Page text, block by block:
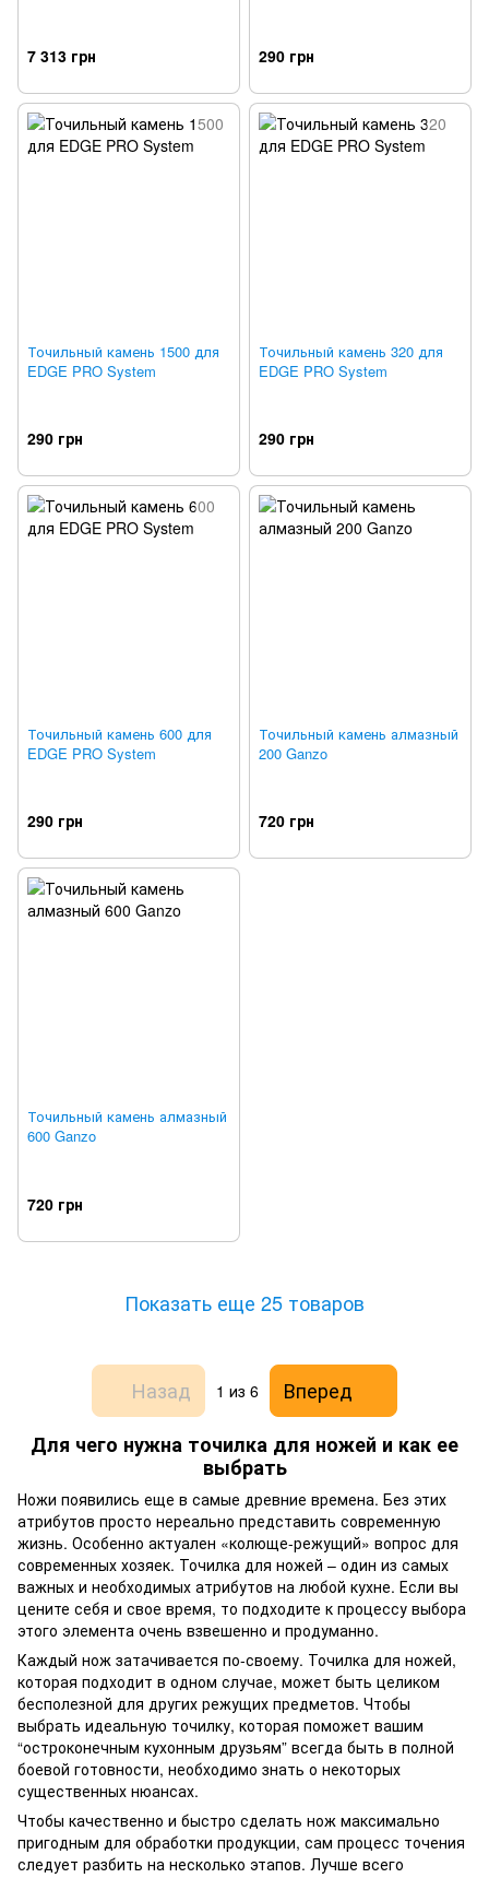
7 313 грн 290 грн
Точильный камень 1500 для
EDGE PRO System
290 грн
Точильный камень 320 для
EDGE PRO System
290 грн
Точильный камень 600 для
EDGE PRO System
290 грн
Точильный камень алмазный
200 Ganzo
720 грн
Точильный камень алмазный
600 Ganzo
720 грн
Показать еще 25 товаров
Назад 1 из 6
Вперед
Для чего нужна точилка для ножей и как ее
выбрать
Ножи появились еще в самые древние времена. Без этих
атрибутов просто нереально представить современную
жизнь. Особенно актуален «колюще-режущий» вопрос для
современных хозяек. Точилка для ножей – один из самых
важных и необходимых атрибутов на любой кухне. Если вы
цените себя и свое время, то подходите к процессу выбора
этого элемента очень взвешенно и продуманно.
Каждый нож затачивается по-своему. Точилка для ножей,
которая подходит в одном случае, может быть целиком
бесполезной для других режущих предметов. Чтобы
выбрать идеальную точилку, которая поможет вашим
“остроконечным кухонным друзьям” всегда быть в полной
боевой готовности, необходимо знать о некоторых
существенных нюансах.
Чтобы качественно и быстро сделать нож максимально
пригодным для обработки продукции, сам процесс точения
следует разбить на несколько этапов. Лучше всего